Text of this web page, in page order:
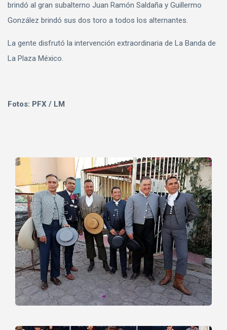
brindó al gran subalterno Juan Ramón Saldaña y Guillermo
González brindó sus dos toro a todos los alternantes.
La gente disfrutó la intervención extraordinaria de La Banda de
La Plaza México.
Fotos: PFX / LM